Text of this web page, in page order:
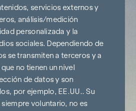
servicios externos y
análisis/medición
personalizada y la
sociales. Dependiendo de
se transmiten a terceros y a
no tienen un nivel
de datos y son
por ejemplo, EE.UU.. Su
voluntario, no es